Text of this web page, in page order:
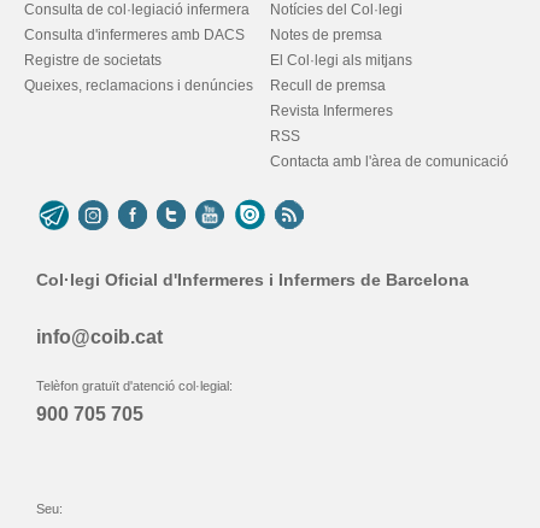
Consulta de col·legiació infermera
Consulta d'infermeres amb DACS
Registre de societats
Queixes, reclamacions i denúncies
Notícies del Col·legi
Notes de premsa
El Col·legi als mitjans
Recull de premsa
Revista Infermeres
RSS
Contacta amb l'àrea de comunicació
Col·legi Oficial d'Infermeres i Infermers de Barcelona
info@coib.cat
Telèfon gratuït d'atenció col·legial:
900 705 705
Seu: